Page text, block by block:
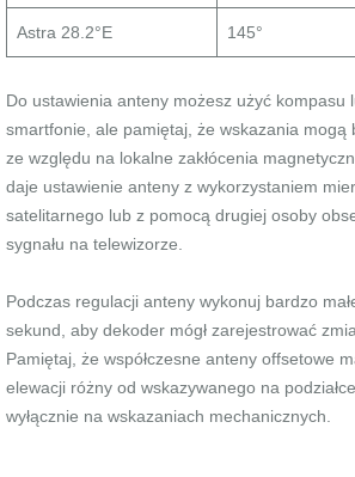
Astra 28.2°E 145°
Do ustawienia anteny możesz użyć kompasu
smartfonie, ale pamiętaj, że wskazania mogą
ze względu na lokalne zakłócenia
daje ustawienie anteny z wykorzystaniem
satelitarnego lub z pomocą drugiej osoby
sygnału na telewizorze.
Podczas regulacji anteny wykonuj bardzo
sekund, aby dekoder mógł zarejestrować
Pamiętaj, że współczesne anteny offsetowe
elewacji różny od wskazywanego na
wyłącznie na wskazaniach mechanicznych.